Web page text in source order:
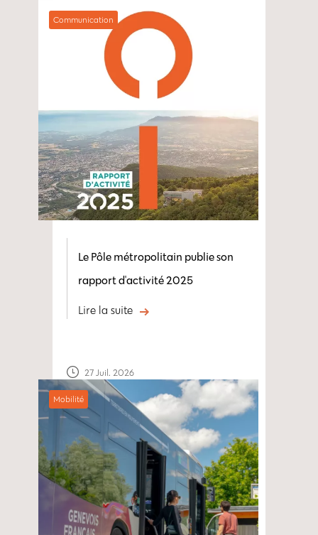
Communication
Le Pôle métropolitain publie son
rapport d'activité 2025
Lire la suite
27 Juil. 2026
Mobilité